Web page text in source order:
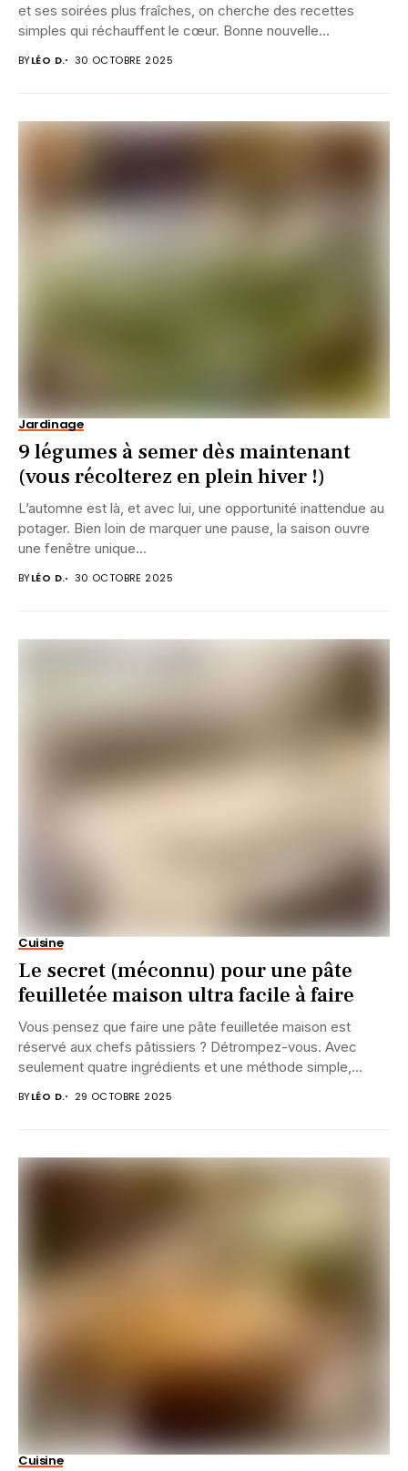
et ses soirées plus fraîches, on cherche des recettes
simples qui réchauffent le cœur. Bonne nouvelle...
BYLÉO D. 30 OCTOBRE 2025
Jardinage
9 légumes à semer dès maintenant
(vous récolterez en plein hiver !)
L’automne est là, et avec lui, une opportunité inattendue au
potager. Bien loin de marquer une pause, la saison ouvre
une fenêtre unique...
BYLÉO D. 30 OCTOBRE 2025
Cuisine
Le secret (méconnu) pour une pâte
feuilletée maison ultra facile à faire
Vous pensez que faire une pâte feuilletée maison est
réservé aux chefs pâtissiers ? Détrompez-vous. Avec
seulement quatre ingrédients et une méthode simple,...
BYLÉO D. 29 OCTOBRE 2025
Cuisine